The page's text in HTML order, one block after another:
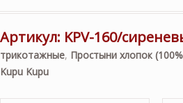
Артикул: KPV-160/
трикотажные, Простыни хлопок
Kupu Kupu